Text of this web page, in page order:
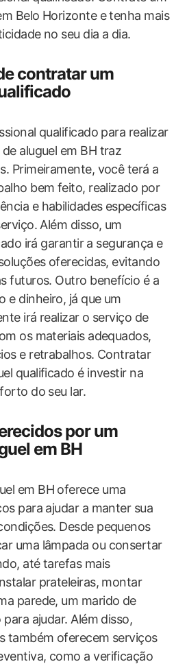
Belo Horizonte e tenha mais
no seu dia a dia.
contratar um
qualificado para realizar
aluguel em BH traz
Primeiramente, você terá a
bem feito, realizado por
e habilidades específicas
Além disso, um
irá garantir a segurança e
oferecidas, evitando
futuros. Outro benefício é a
e dinheiro, já que um
irá realizar o serviço de
os materiais adequados,
e retrabalhos. Contratar
qualificado é investir na
do seu lar.
por um
em BH
em BH oferece uma
para ajudar a manter sua
Desde pequenos
uma lâmpada ou consertar
até tarefas mais
prateleiras, montar
parede, um marido de
ajudar. Além disso,
também oferecem serviços
como a verificação